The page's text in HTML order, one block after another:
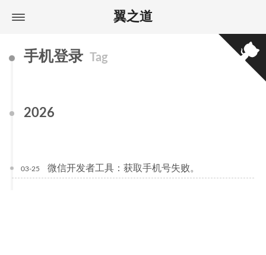
翼之道
手机登录 Tag
2026
03-25 微信开发者工具：获取手机号失败。